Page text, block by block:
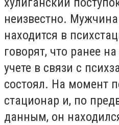
неизвестно.
находится в
говорят, что ранее
учете в связи с
состоял. На момент
стационар и, по
данным, он